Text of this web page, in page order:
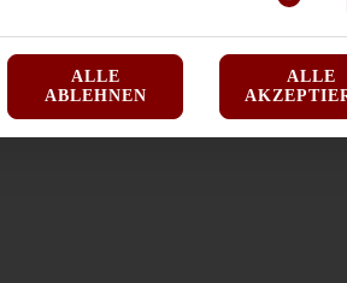
ALLE
ABLEHNEN
ALLE